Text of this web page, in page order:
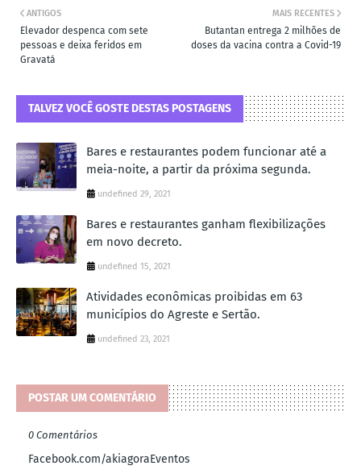
MAIS RECENTES
Butantan entrega 2 milhões de
doses da vacina contra a Covid-19
ANTIGOS
Elevador despenca com sete
pessoas e deixa feridos em
Gravatá
TALVEZ VOCÊ GOSTE DESTAS POSTAGENS
Bares e restaurantes podem funcionar até a
meia-noite, a partir da próxima segunda.
undefined 29, 2021
Bares e restaurantes ganham flexibilizações
em novo decreto.
undefined 15, 2021
Atividades econômicas proibidas em 63
municípios do Agreste e Sertão.
undefined 23, 2021
POSTAR UM COMENTÁRIO
0 Comentários
Facebook.com/akiagoraEventos